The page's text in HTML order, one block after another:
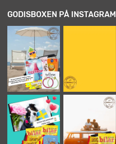
GODISBOXEN PÅ INSTAGRAM